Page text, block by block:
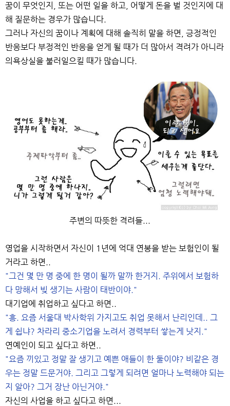
꿈이 무엇인지, 또는 어떤 일을 하고, 어떻게 돈을 벌 것인지에 대
해 질문하는 경우가 많습니다.
그러나 자신의 꿈이나 계획에 대해 솔직히 말을 하면, 긍정적인
반응보다 부정적인 반응을 얻게 될 때가 더 많아서 격려가 아니라
의욕상실을 불러일으킬 때가 많습니다.
주변의 따뜻한 격려들...
영업을 시작하면서 자신이 1년에 억대 연봉을 받는 보험인이 될
거라고 하면..
"그건 몇 만 명 중에 한 명이 될까 말까 한거지. 주위에서 보험하
다 망해서 빚 생기는 사람이 태반이야."
대기업에 취업하고 싶다고 하면..
"흥. 요즘 서울대 박사학위 가지고도 취업 못해서 난리인데.. 그
게 쉽냐? 차라리 중소기업을 노려서 경력부터 쌓는게 낫지."
연예인이 되고 싶다고 하면..
"요즘 끼있고 정말 잘 생기고 예쁜 애들이 한 둘이야? 비같은 경
우는 정말 드문거야. 그리고 그렇게 되려면 얼마나 노력해야 되는
지 알아? 그거 장난 아닌거야."
자신의 사업을 하고 싶다고 하면...